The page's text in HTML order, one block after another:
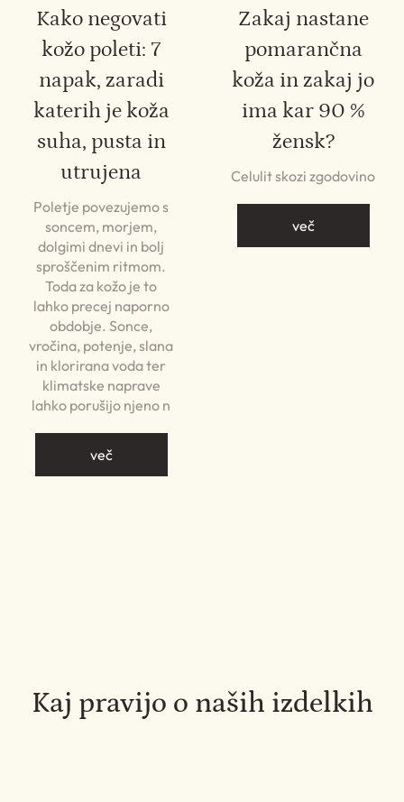
Kako negovati
kožo poleti: 7
napak, zaradi
katerih je koža
suha, pusta in
utrujena
Poletje povezujemo s
soncem, morjem,
dolgimi dnevi in bolj
sproščenim ritmom.
Toda za kožo je to
lahko precej naporno
obdobje. Sonce,
vročina, potenje, slana
in klorirana voda ter
klimatske naprave
lahko porušijo njeno n
več
Zakaj nastane
pomarančna
koža in zakaj jo
ima kar 90 %
žensk?
Celulit skozi zgodovino
več
Kaj pravijo o naših izdelkih